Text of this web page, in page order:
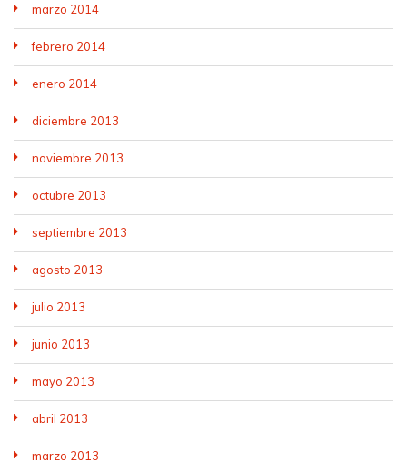
marzo 2014
febrero 2014
enero 2014
diciembre 2013
noviembre 2013
octubre 2013
septiembre 2013
agosto 2013
julio 2013
junio 2013
mayo 2013
abril 2013
marzo 2013